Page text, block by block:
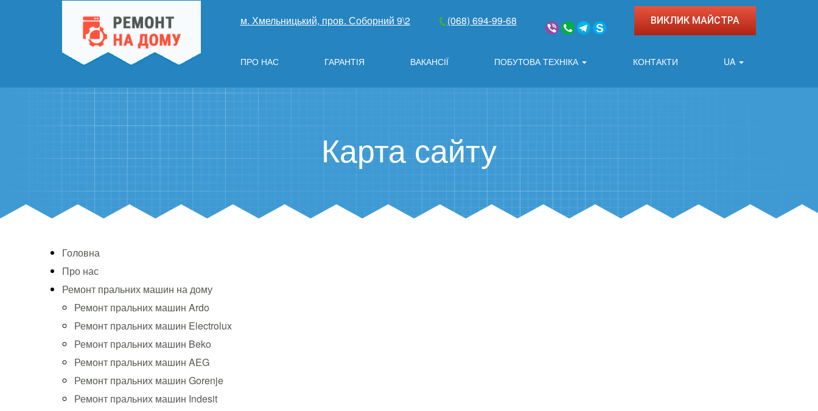
м. Хмельницький, пров. Соборний 9\2 (068) 694-99-68 ВИКЛИК МАЙСТРА
ПРО НАС ГАРАНТІЯ ВАКАНСІЇ ПОБУТОВА ТЕХНІКА КОНТАКТИ UA
Карта сайту
Головна
Про нас
Ремонт пральних машин на дому
Ремонт пральних машин Ardo
Ремонт пральних машин Electrolux
Ремонт пральних машин Beko
Ремонт пральних машин AEG
Ремонт пральних машин Gorenje
Ремонт пральних машин Indesit